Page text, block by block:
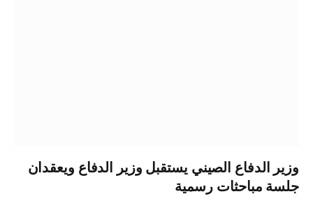
وزير الدفاع الصيني يستقبل وزير الدفاع ويعقدان
جلسة مباحثات رسمية